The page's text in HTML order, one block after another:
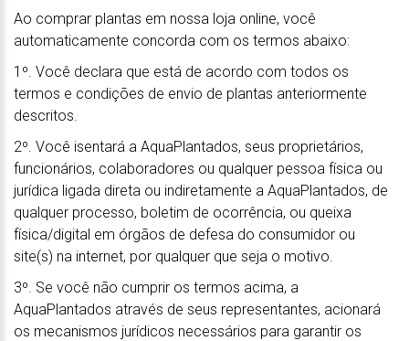
Ao comprar plantas em nossa loja online, você
automaticamente concorda com os termos abaixo:
1º. Você declara que está de acordo com todos os
termos e condições de envio de plantas anteriormente
descritos.
2º. Você isentará a AquaPlantados, seus proprietários,
funcionários, colaboradores ou qualquer pessoa física ou
jurídica ligada direta ou indiretamente a AquaPlantados, de
qualquer processo, boletim de ocorrência, ou queixa
física/digital em órgãos de defesa do consumidor ou
site(s) na internet, por qualquer que seja o motivo.
3º. Se você não cumprir os termos acima, a
AquaPlantados através de seus representantes, acionará
os mecanismos jurídicos necessários para garantir os